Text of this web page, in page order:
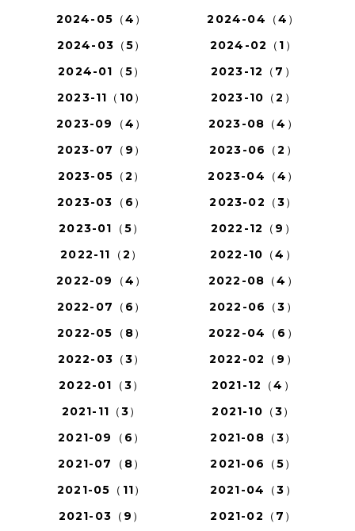
2024-05（4）
2024-04（4）
2024-03（5）
2024-02（1）
2024-01（5）
2023-12（7）
2023-11（10）
2023-10（2）
2023-09（4）
2023-08（4）
2023-07（9）
2023-06（2）
2023-05（2）
2023-04（4）
2023-03（6）
2023-02（3）
2023-01（5）
2022-12（9）
2022-11（2）
2022-10（4）
2022-09（4）
2022-08（4）
2022-07（6）
2022-06（3）
2022-05（8）
2022-04（6）
2022-03（3）
2022-02（9）
2022-01（3）
2021-12（4）
2021-11（3）
2021-10（3）
2021-09（6）
2021-08（3）
2021-07（8）
2021-06（5）
2021-05（11）
2021-04（3）
2021-03（9）
2021-02（7）